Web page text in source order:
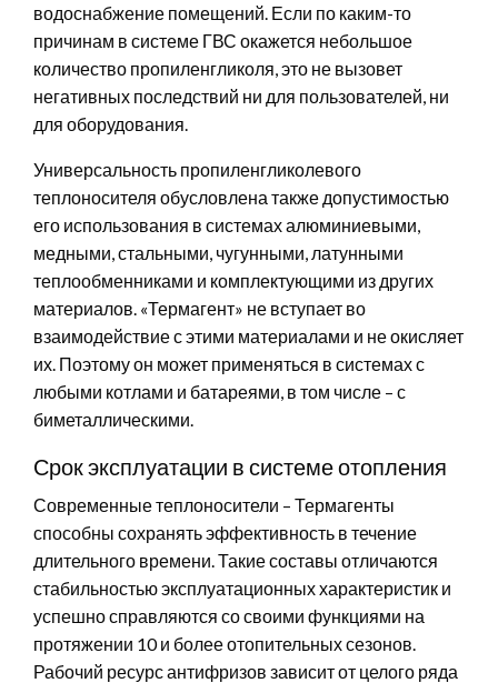
водоснабжение помещений. Если по каким-то
причинам в системе ГВС окажется небольшое
количество пропиленгликоля, это не вызовет
негативных последствий ни для пользователей, ни
для оборудования.
Универсальность пропиленгликолевого
теплоносителя обусловлена также допустимостью
его использования в системах алюминиевыми,
медными, стальными, чугунными, латунными
теплообменниками и комплектующими из других
материалов. «Термагент» не вступает во
взаимодействие с этими материалами и не окисляет
их. Поэтому он может применяться в системах с
любыми котлами и батареями, в том числе – с
биметаллическими.
Срок эксплуатации в системе отопления
Современные теплоносители – Термагенты
способны сохранять эффективность в течение
длительного времени. Такие составы отличаются
стабильностью эксплуатационных характеристик и
успешно справляются со своими функциями на
протяжении 10 и более отопительных сезонов.
Рабочий ресурс антифризов зависит от целого ряда